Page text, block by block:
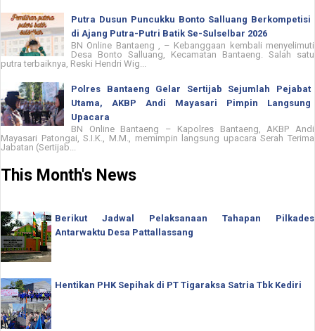
Putra Dusun Puncukku Bonto Salluang Berkompetisi
di Ajang Putra-Putri Batik Se-Sulselbar 2026
BN Online Bantaeng , – Kebanggaan kembali menyelimuti
Desa Bonto Salluang, Kecamatan Bantaeng. Salah satu
putra terbaiknya, Reski Hendri Wig...
Polres Bantaeng Gelar Sertijab Sejumlah Pejabat
Utama, AKBP Andi Mayasari Pimpin Langsung
Upacara
BN Online Bantaeng – Kapolres Bantaeng, AKBP Andi
Mayasari Patongai, S.I.K., M.M., memimpin langsung upacara Serah Terima
Jabatan (Sertijab...
This Month's News
Berikut Jadwal Pelaksanaan Tahapan Pilkades
Antarwaktu Desa Pattallassang
Hentikan PHK Sepihak di PT Tigaraksa Satria Tbk Kediri